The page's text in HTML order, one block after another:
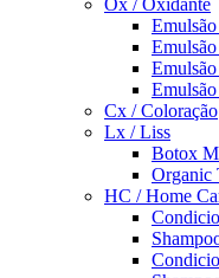
Ox / Oxidante
Cx / Coloração
Lx / Liss
Botox
Organic
HC / Home